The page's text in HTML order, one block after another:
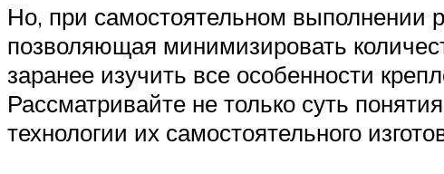
Но, при самостоятельном выполнении
позволяющая минимизировать
заранее изучить все особенности
Рассматривайте не только суть
технологии их самостоятельного